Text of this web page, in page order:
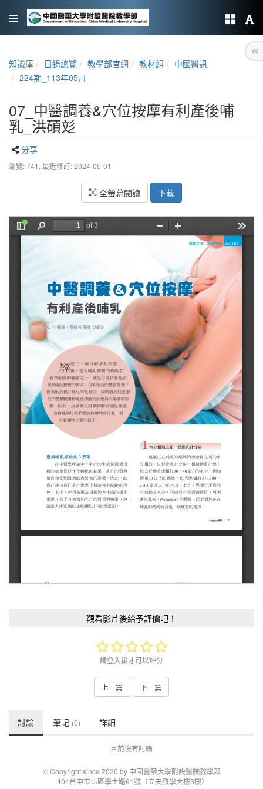
知識庫 目錄總覽 教學部官網 教材組
中國醫訊
224期_113年05月
07_中醫調養&穴位按摩有利產後哺
乳_洪碩彣
分享
瀏覽: 741, 最近修訂: 2024-05-01
全螢幕閱讀 下載
觀看影片後給予評價吧！
請登入後才可以評分
上一篇 下一篇
討論 筆記 (0) 詳細
目前沒有討論
© Copyright since 2020 by 中國醫藥大學附設醫院教學部
404台中市北區學士路91號（立夫教學大樓3樓）